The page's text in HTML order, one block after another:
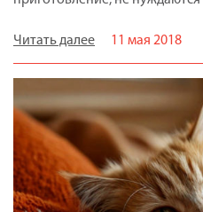
Читать далее 11 мая 2018